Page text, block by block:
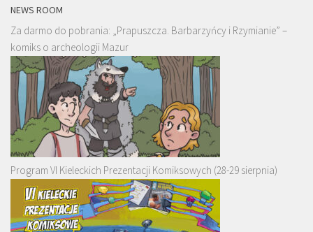
NEWS ROOM
Za darmo do pobrania: „Prapuszcza. Barbarzyńcy i Rzymianie” –
komiks o archeologii Mazur
Program VI Kieleckich Prezentacji Komiksowych (28-29 sierpnia)